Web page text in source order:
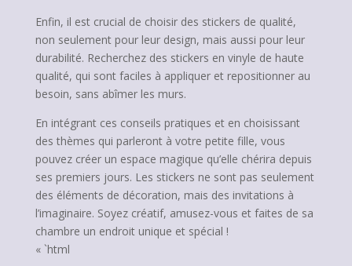
Enfin, il est crucial de choisir des stickers de qualité,
non seulement pour leur design, mais aussi pour leur
durabilité. Recherchez des stickers en vinyle de haute
qualité, qui sont faciles à appliquer et repositionner au
besoin, sans abîmer les murs.
En intégrant ces conseils pratiques et en choisissant
des thèmes qui parleront à votre petite fille, vous
pouvez créer un espace magique qu’elle chérira depuis
ses premiers jours. Les stickers ne sont pas seulement
des éléments de décoration, mais des invitations à
l’imaginaire. Soyez créatif, amusez-vous et faites de sa
chambre un endroit unique et spécial !
« `html